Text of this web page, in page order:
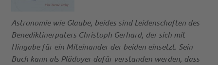
Astronomie wie Glaube, beides sind Leidenschaften des
Benediktinerpaters Christoph Gerhard, der sich mit
Hingabe für ein Miteinander der beiden einsetzt. Sein
Buch kann als Plädoyer dafür verstanden werden, dass